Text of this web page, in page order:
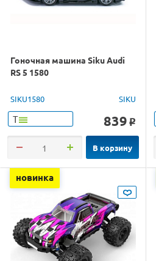
Гоночная машина Siku Audi
RS 5 1580
SIKU1580 SIKU
Т 839 o
В корзину
новинка